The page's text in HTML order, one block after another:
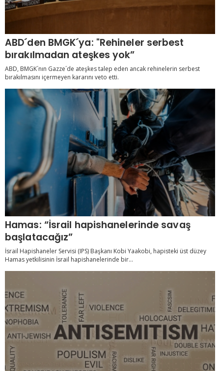
ABD´den BMGK´ya: "Rehineler serbest
bırakılmadan ateşkes yok”
ABD, BMGK´nın Gazze´de ateşkes talep eden ancak rehinelerin serbest
bırakılmasını içermeyen kararını veto etti.
Hamas: “İsrail hapishanelerinde savaş
başlatacağız”
İsrail Hapishaneler Servisi (IPS) Başkanı Kobi Yaakobi, hapisteki üst düzey
Hamas yetkilisinin İsrail hapishanelerinde bir...